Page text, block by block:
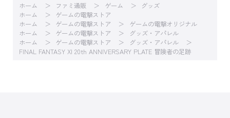
ホーム ファミ通販 ゲーム
グッズ
ホーム
ゲームの電撃ストア
ホーム
ゲームの電撃ストア
ゲームの電撃オリジナル
ホーム
ゲームの電撃ストア
グッズ・アパレル
ホーム
ゲームの電撃ストア
グッズ・アパレル
FINAL FANTASY XI 20th ANNIVERSARY PLATE 冒険者の足跡